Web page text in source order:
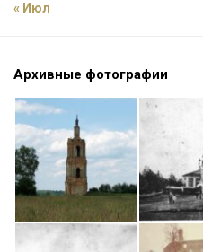
« Июл
Архивные фотографии